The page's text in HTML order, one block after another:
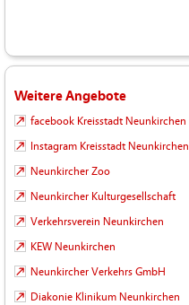
Weitere Angebote
facebook Kreisstadt Neunkirchen
Instagram Kreisstadt Neunkirchen
Neunkircher Zoo
Neunkircher Kulturgesellschaft
Verkehrsverein Neunkirchen
KEW Neunkirchen
Neunkircher Verkehrs GmbH
Diakonie Klinikum Neunkirchen